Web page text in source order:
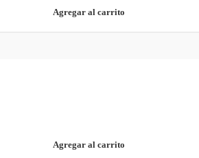
Agregar al carrito
Agregar al carrito